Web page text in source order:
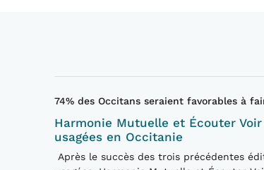
74% des Occitans seraient favorables à
Harmonie Mutuelle et Écouter
usagées en Occitanie
Après le succès des trois précédentes